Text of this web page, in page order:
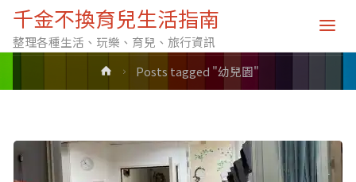
千金不換育兒生活指南
整理各種生活、玩樂、育兒、旅行資訊
標籤: 幼兒園
HomePosts tagged "幼兒園"